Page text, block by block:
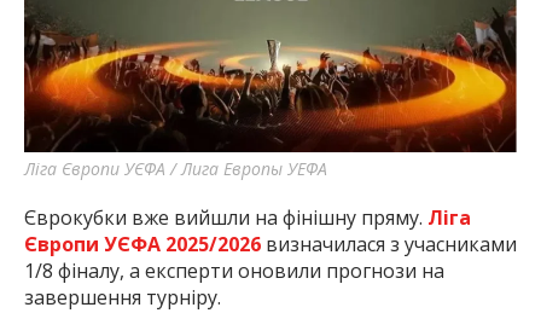
Ліга Європи УЄФА / Лига Европы УЕФА
Єврокубки вже вийшли на фінішну пряму. Ліга
Європи УЄФА 2025/2026 визначилася з учасниками
1/8 фіналу, а експерти оновили прогнози на
завершення турніру.